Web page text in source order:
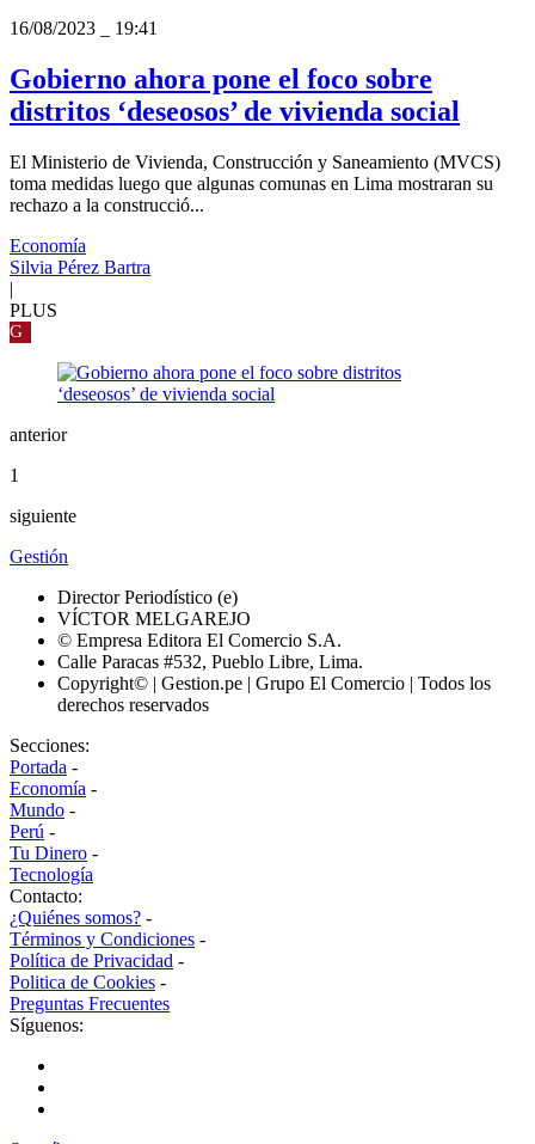
16/08/2023
19:41
Gobierno ahora pone el foco sobre
distritos ‘deseosos’ de vivienda social
El Ministerio de Vivienda, Construcción y Saneamiento (MVCS)
toma medidas luego que algunas comunas en Lima mostraran su
rechazo a la construcció...
Economía
Silvia Pérez Bartra
|
PLUS
G
anterior
1
siguiente
Gestión
Director Periodístico (e)
VÍCTOR MELGAREJO
© Empresa Editora El Comercio S.A.
Calle Paracas #532, Pueblo Libre, Lima.
Copyright© | Gestion.pe | Grupo El Comercio | Todos los
derechos reservados
Secciones:
Portada -
Economía -
Mundo -
Perú -
Tu Dinero -
Tecnología
Contacto:
¿Quiénes somos? -
Términos y Condiciones -
Política de Privacidad -
Politica de Cookies -
Preguntas Frecuentes
Síguenos: